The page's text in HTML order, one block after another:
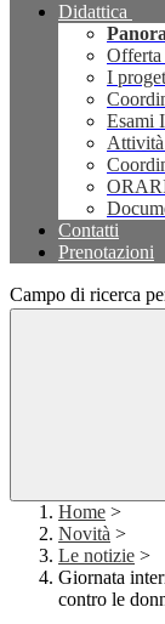
Didattica
Offerta
I
Esami
Contatti
Prenotazioni
Campo di ricerca
Home >
Novità >
Le notizie >
Giornata
contro le